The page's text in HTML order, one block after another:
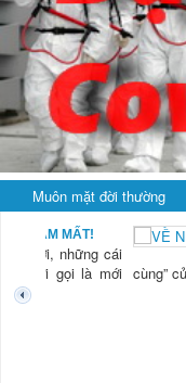
Muôn mặt đời thường
NAM MẤT!
“Xời, những cái
mới gọi là mới cùng”